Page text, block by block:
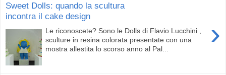
Sweet Dolls: quando la scultura
incontra il cake design
›
Le riconoscete? Sono le Dolls di Flavio Lucchini ,
sculture in resina colorata presentate con una
mostra allestita lo scorso anno al Pal...